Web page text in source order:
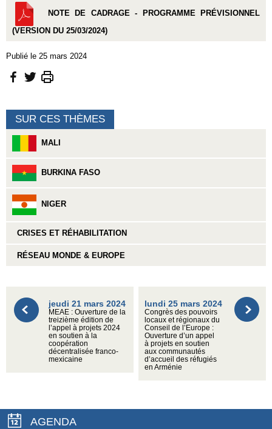
NOTE DE CADRAGE - PROGRAMME PRÉVISIONNEL
(VERSION DU 25/03/2024)
Publié le 25 mars 2024
SUR CES THÈMES
MALI
BURKINA FASO
NIGER
CRISES ET RÉHABILITATION
RÉSEAU MONDE & EUROPE
jeudi 21 mars 2024
MEAE : Ouverture de la
treizième édition de
l’appel à projets 2024
en soutien à la
coopération
décentralisée franco-
mexicaine
lundi 25 mars 2024
Congrès des pouvoirs
locaux et régionaux du
Conseil de l’Europe :
Ouverture d’un appel
à projets en soutien
aux communautés
d’accueil des réfugiés
en Arménie
AGENDA